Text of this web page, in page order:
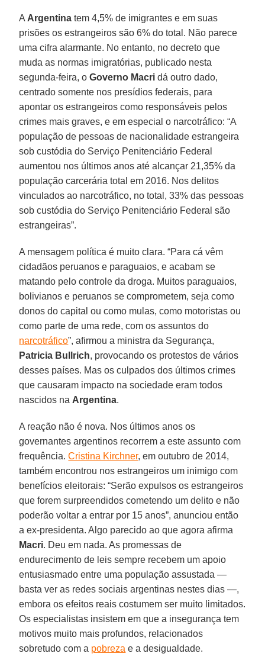
A Argentina tem 4,5% de imigrantes e em suas
prisões os estrangeiros são 6% do total. Não parece
uma cifra alarmante. No entanto, no decreto que
muda as normas imigratórias, publicado nesta
segunda-feira, oGoverno Macri dá outro dado,
centrado somente nos presídios federais, para
apontar os estrangeiros como responsáveis pelos
crimes mais graves, e em especial o narcotráfico: “A
população de pessoas de nacionalidade estrangeira
sob custódia do Serviço Penitenciário Federal
aumentou nos últimos anos até alcançar 21,35% da
população carcerária total em 2016. Nos delitos
vinculados ao narcotráfico, no total, 33% das pessoas
sob custódia do Serviço Penitenciário Federal são
estrangeiras”.
A mensagem política é muito clara. “Para cá vêm
cidadãos peruanos e paraguaios, e acabam se
matando pelo controle da droga. Muitos paraguaios,
bolivianos e peruanos se comprometem, seja como
donos do capital ou como mulas, como motoristas ou
como parte de uma rede, com os assuntos do
narcotráfico”, afirmou a ministra da Segurança,
Patricia Bullrich, provocando os protestos de vários
desses países. Mas os culpados dos últimos crimes
que causaram impacto na sociedade eram todos
nascidos na Argentina.
A reação não é nova. Nos últimos anos os
governantes argentinos recorrem a este assunto com
frequência.Cristina Kirchner, em outubro de 2014,
também encontrou nos estrangeiros um inimigo com
benefícios eleitorais: “Serão expulsos os estrangeiros
que forem surpreendidos cometendo um delito e não
poderão voltar a entrar por 15 anos”, anunciou então
a ex-presidenta. Algo parecido ao que agora afirma
Macri. Deu em nada. As promessas de
endurecimento de leis sempre recebem um apoio
entusiasmado entre uma população assustada —
basta ver as redes sociais argentinas nestes dias —,
embora os efeitos reais costumem ser muito limitados.
Os especialistas insistem em que a insegurança tem
motivos muito mais profundos, relacionados
sobretudo com a pobreza e a desigualdade.